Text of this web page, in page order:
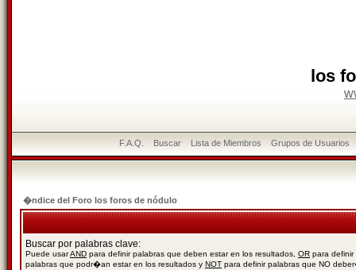
los
F.A.Q. Buscar Lista de Miembros Grupos de Usuarios
�ndice del Foro los foros de nódulo
Buscar por palabras clave:
Puede usarAND para definir palabras que deben estar en los resultados, OR para definir
palabras que podr�an estar en los resultados y NOT para definir palabras que NO